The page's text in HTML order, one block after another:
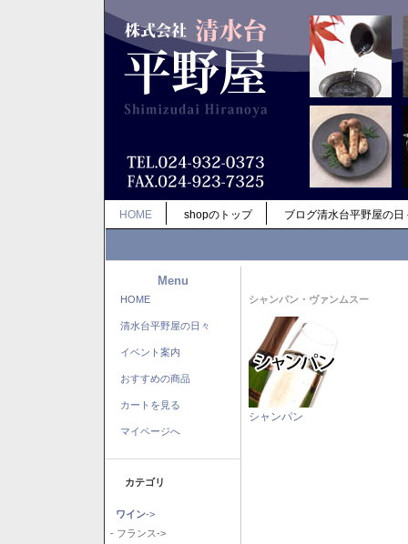
HOME shopのトップ ブログ清水台平野屋の日
Menu
HOME
清水台平野屋の日々
イベント案内
おすすめの商品
カートを見る
マイページへ
カテゴリ
ワイン->
- フランス->
シャンパン・ヴァンムスー
シャンパン